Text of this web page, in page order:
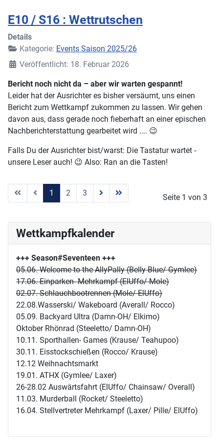
E10 / S16 : Wettrutschen
Details
Kategorie: Events Saison 2025/26
Veröffentlicht: 18. Februar 2026
Bericht noch nicht da – aber wir warten gespannt!
Leider hat der Ausrichter es bisher versäumt, uns einen
Bericht zum Wettkampf zukommen zu lassen. Wir gehen
davon aus, dass gerade noch fieberhaft an einer epischen
Nachberichterstattung gearbeitet wird .... 😉
Falls Du der Ausrichter bist/warst: Die Tastatur wartet -
unsere Leser auch! 😉 Also: Ran an die Tasten!
Seite 1 von 3
1 2 3
Wettkampfkalender
+++ Season#Seventeen +++
05.06. Welcome to the AllyPally (Belly Blue/ Gymlee)
17.06. Einparken- Mehrkampf (ElUffo/ Mole)
02.07. Schlauchbootrennen (Mole/ ElUffo)
22.08.Wasserski/ Wakeboard (Averall/ Rocco)
05.09. Backyard Ultra (Damn-OH/ Elkimo)
Oktober Rhönrad (Steeletto/ Damn-OH)
10.11. Sporthallen- Games (Krause/ Teahupoo)
30.11. Eisstockschießen (Rocco/ Krause)
12.12 Weihnachtsmarkt
19.01. ATHX (Gymlee/ Laxer)
26-28.02 Auswärtsfahrt (ElUffo/ Chainsaw/ Overall)
11.03. Murderball (Rocket/ Steeletto)
16.04. Stellvertreter Mehrkampf (Laxer/ Pille/ ElUffo)